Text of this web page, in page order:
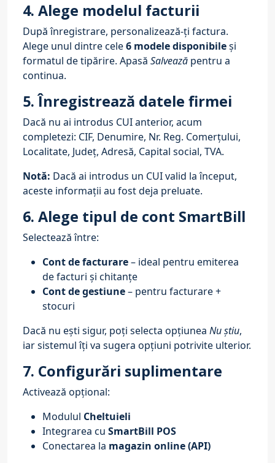
4. Alege modelul facturii
După înregistrare, personalizează-ți factura.
Alege unul dintre cele6 modele disponibileși
formatul de tipărire. Apasă Salvează pentru a
continua.
5. Înregistrează datele firmei
Dacă nu ai introdus CUI anterior, acum
completezi: CIF, Denumire, Nr. Reg. Comerțului,
Localitate, Județ, Adresă, Capital social, TVA.
Notă: Dacă ai introdus un CUI valid la început,
aceste informații au fost deja preluate.
6. Alege tipul de cont SmartBill
Selectează între:
Cont de facturare– ideal pentru emiterea
de facturi și chitanțe
Cont de gestiune– pentru facturare +
stocuri
Dacă nu ești sigur, poți selecta opțiunea Nu știu,
iar sistemul îți va sugera opțiuni potrivite ulterior.
7. Configurări suplimentare
Activează opțional:
Modulul Cheltuieli
Integrarea cu SmartBill POS
Conectarea la magazin online (API)